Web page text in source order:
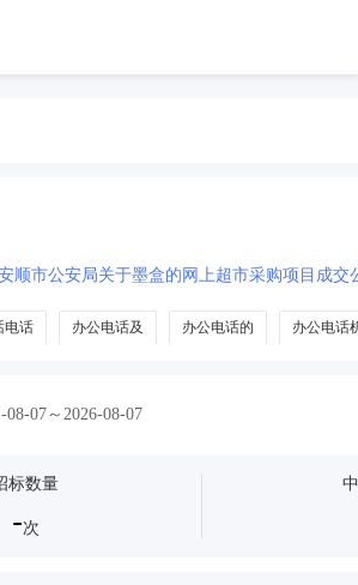
顺市公安局关于墨盒的网上超市采购项目成交
电话 办公电话及 办公电话的 办公电话
08-07～2026-08-07
标数量
-次